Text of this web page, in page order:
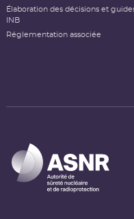
Élaboration des décisions et
INB
Réglementation associée